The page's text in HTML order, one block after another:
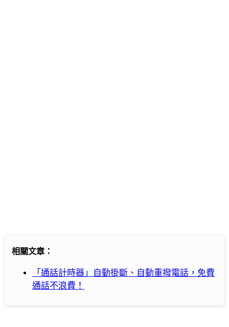
相關文章：
「通話計時器」自動掛斷、自動重撥電話，免費
通話不浪費！